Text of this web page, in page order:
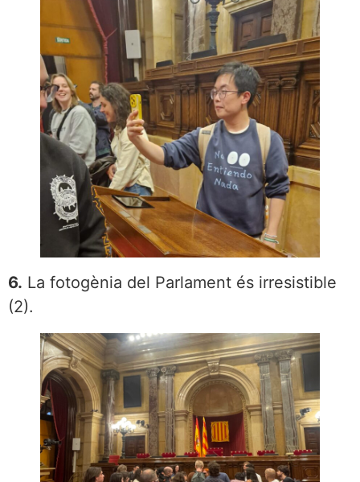
6. La fotogènia del Parlament és irresistible
(2).